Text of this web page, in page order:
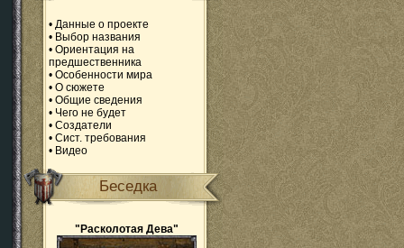
• Данные о проекте
• Выбор названия
• Ориентация на
предшественника
• Особенности мира
• О сюжете
• Общие сведения
• Чего не будет
• Создатели
• Сист. требования
• Видео
Беседка
"Расколотая Дева"